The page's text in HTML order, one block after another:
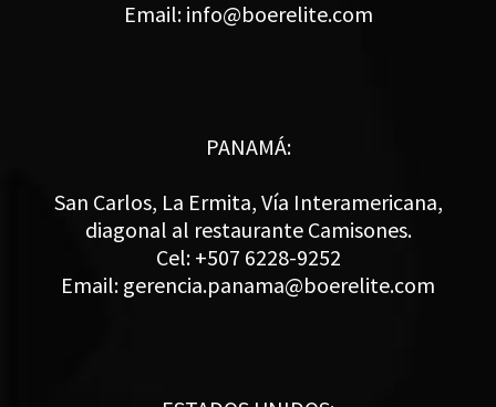
Email: info@boerelite.com
PANAMÁ:
San Carlos, La Ermita, Vía Interamericana,
diagonal al restaurante Camisones.
Cel: +507 6228-9252
Email: gerencia.panama@boerelite.com